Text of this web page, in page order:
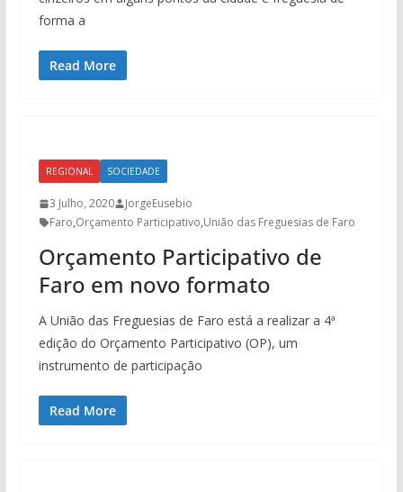
forma a
Read More
REGIONAL SOCIEDADE
3 Julho, 2020
JorgeEusebio
Faro,Orçamento Participativo,União das Freguesias de Faro
Orçamento Participativo de
Faro em novo formato
A União das Freguesias de Faro está a realizar a 4ª
edição do Orçamento Participativo (OP), um
instrumento de participação
Read More